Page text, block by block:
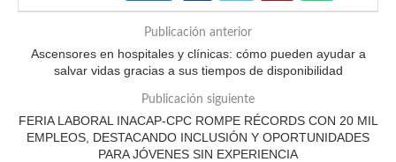
Publicación anterior
Ascensores en hospitales y clínicas: cómo pueden ayudar a
salvar vidas gracias a sus tiempos de disponibilidad
Publicación siguiente
FERIA LABORAL INACAP-CPC ROMPE RÉCORDS CON 20 MIL
EMPLEOS, DESTACANDO INCLUSIÓN Y OPORTUNIDADES
PARA JÓVENES SIN EXPERIENCIA